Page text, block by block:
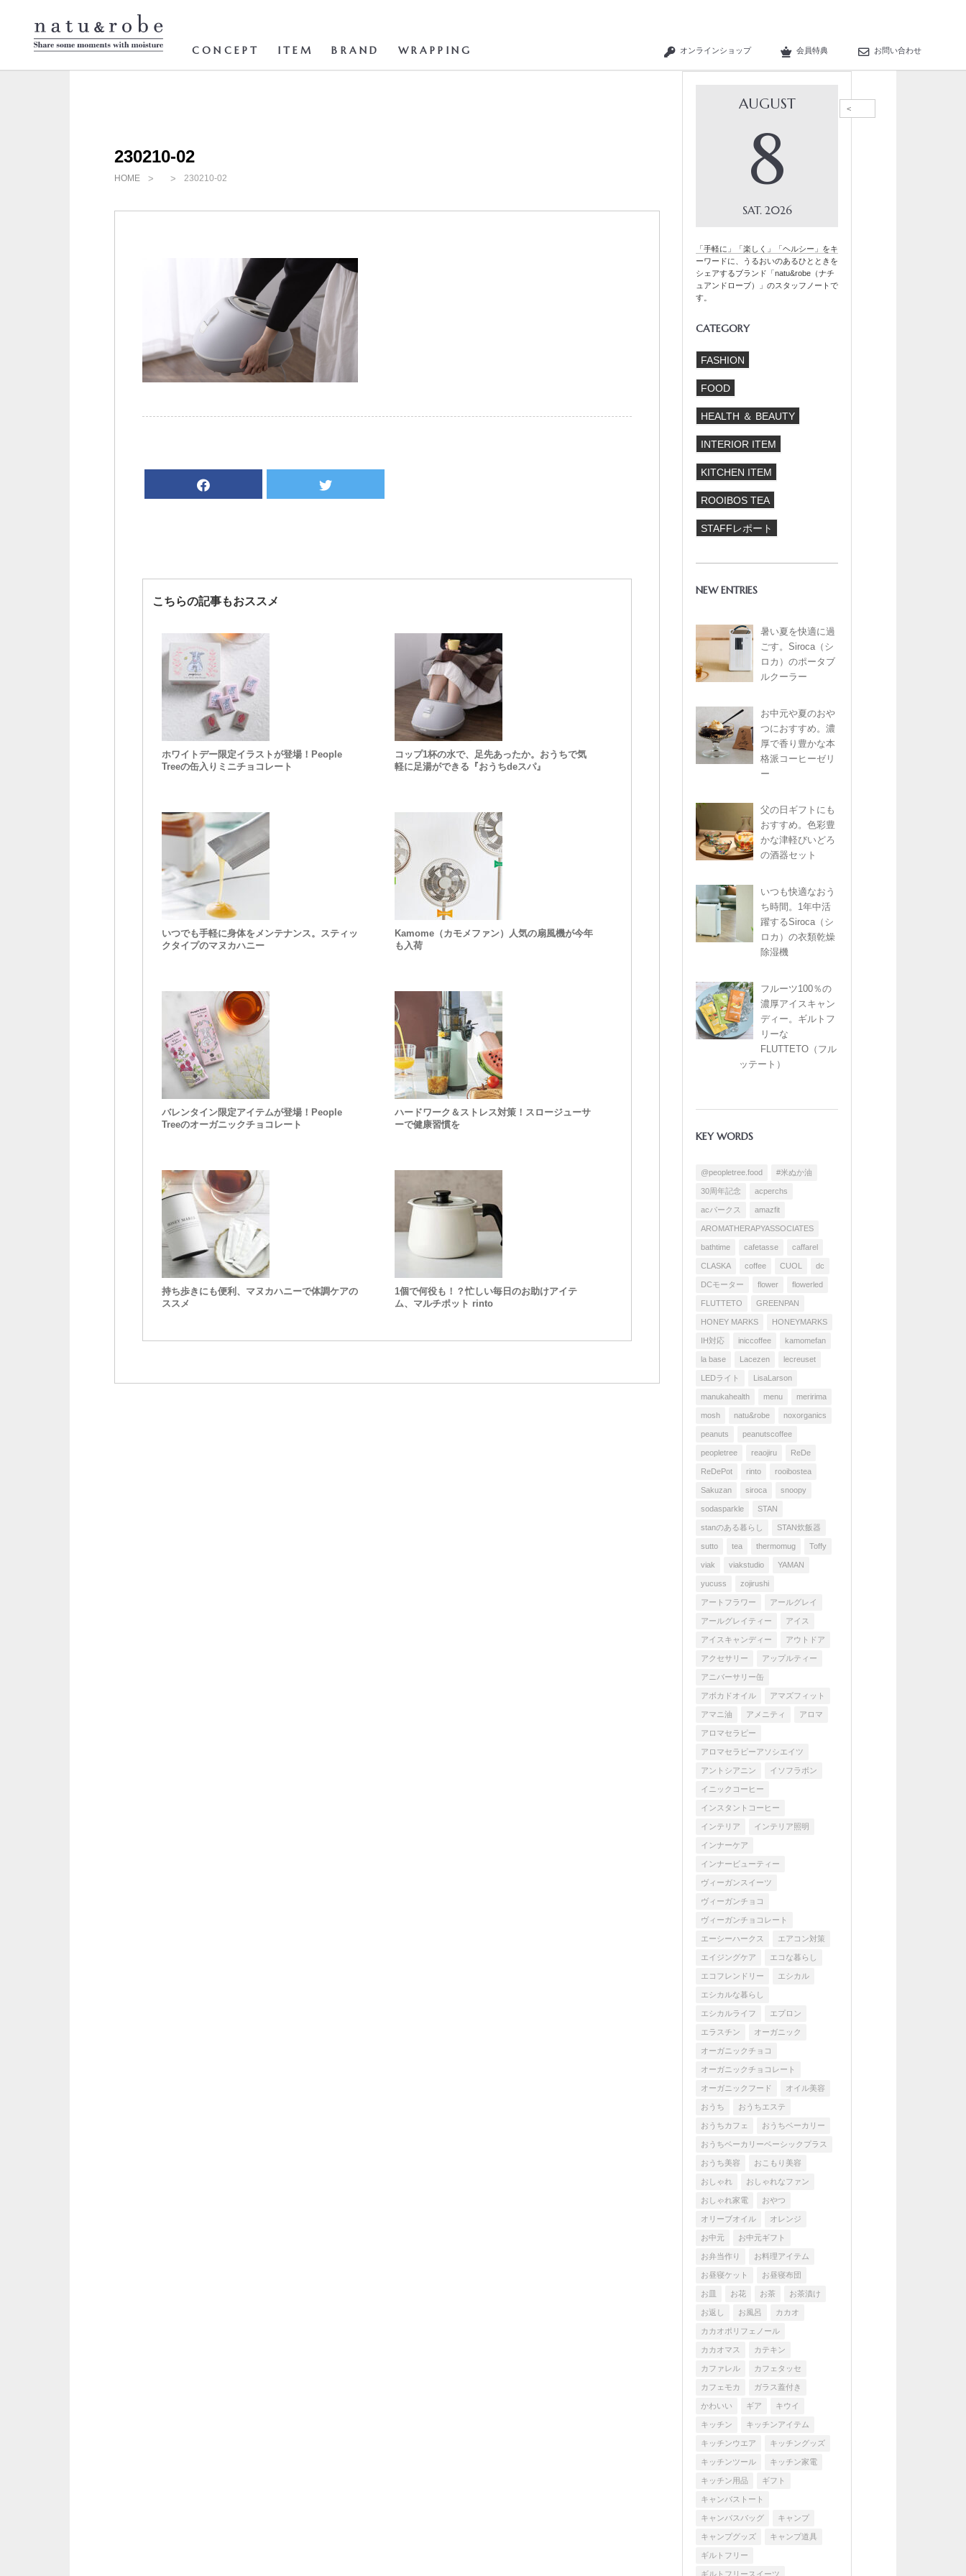
ス
CONCEPT ITEM BRAND WRAPPING オンラインショップ 会員特典 お問い合わせ
230210-02
HOME 230210-02
<
こちらの記事もおススメ
ホワイトデー限定イラストが登場！People
Treeの缶入りミニチョコレート
コップ1杯の水で、足先あったか。おうちで気
軽に足湯ができる『おうちdeスパ』
いつでも手軽に身体をメンテナンス。スティッ
クタイプのマヌカハニー
Kamome（カモメファン）人気の扇風機が今年
も入荷
バレンタイン限定アイテムが登場！People
Treeのオーガニックチョコレート
ハードワーク＆ストレス対策！スロージューサ
ーで健康習慣を
持ち歩きにも便利、マヌカハニーで体調ケアの
ススメ
1個で何役も！？忙しい毎日のお助けアイテ
ム、マルチポット rinto
AUGUST
8
SAT 2026
「手軽に」「楽しく」「ヘルシー」をキ
ーワードに、うるおいのあるひとときを
シェアするブランド「natu&robe（ナチ
ュアンドローブ）」のスタッフノートで
す。
CATEGORY
FASHION
FOOD
HEALTH ＆ BEAUTY
INTERIOR ITEM
KITCHEN ITEM
ROOIBOS TEA
STAFFレポート
NEW ENTRIES
暑い夏を快適に過
ごす。Siroca（シ
ロカ）のポータブ
ルクーラー
お中元や夏のおや
つにおすすめ。濃
厚で香り豊かな本
格派コーヒーゼリ
ー
父の日ギフトにも
おすすめ。色彩豊
かな津軽びいどろ
の酒器セット
いつも快適なおう
ち時間。1年中活
躍するSiroca（シ
ロカ）の衣類乾燥
除湿機
フルーツ100％の
濃厚アイスキャン
ディー。ギルトフ
リーな
FLUTTETO（フル
ッテート）
KEY WORDS
@peopletree.food #米ぬか油
30周年記念 acperchs
acパークス amazfit
AROMATHERAPYASSOCIATES
bathtime cafetasse caffarel
CLASKA coffee CUOL dc
DCモーター flower flowerled
FLUTTETO GREENPAN
HONEY MARKS HONEYMARKS
IH対応 iniccoffee kamomefan
la base Lacezen lecreuset
LEDライト LisaLarson
manukahealth menu meririma
mosh natu&robe noxorganics
peanuts peanutscoffee
peopletree reaojiru ReDe
ReDePot rinto rooibostea
Sakuzan siroca snoopy
sodasparkle STAN
stanのある暮らし STAN炊飯器
sutto tea thermomug Toffy
viak viakstudio YAMAN
yucuss zojirushi
アートフラワー アールグレイ
アールグレイティー アイス
アイスキャンディー アウトドア
アクセサリー アップルティー
アニバーサリー缶
アボカドオイル アマズフィット
アマニ油 アメニティ アロマ
アロマセラピー
アロマセラピーアソシエイツ
アントシアニン イソフラボン
イニックコーヒー
インスタントコーヒー
インテリア インテリア照明
インナーケア
インナービューティー
ヴィーガンスイーツ
ヴィーガンチョコ
ヴィーガンチョコレート
エーシーハークス エアコン対策
エイジングケア エコな暮らし
エコフレンドリー エシカル
エシカルな暮らし
エシカルライフ エプロン
エラスチン オーガニック
オーガニックチョコ
オーガニックチョコレート
オーガニックフード オイル美容
おうち おうちエステ
おうちカフェ おうちベーカリー
おうちベーカリーベーシックプラス
おうち美容 おこもり美容
おしゃれ おしゃれなファン
おしゃれ家電 おやつ
オリーブオイル オレンジ
お中元 お中元ギフト
お弁当作り お料理アイテム
お昼寝ケット お昼寝布団
お皿 お花 お茶 お茶漬け
お返し お風呂 カカオ
カカオポリフェノール
カカオマス カテキン
カファレル カフェタッセ
カフェモカ ガラス蓋付き
かわいい ギア キウイ
キッチン キッチンアイテム
キッチンウエア キッチングッズ
キッチンツール キッチン家電
キッチン用品 ギフト
キャンバストート
キャンバスバッグ キャンプ
キャンプグッズ キャンプ道具
ギルトフリー
ギルトフリースイーツ